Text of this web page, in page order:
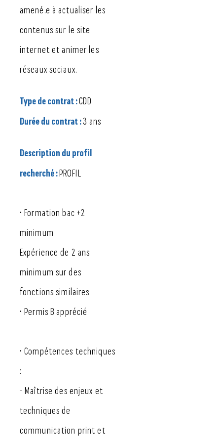
amené.e à actualiser les
contenus sur le site
internet et animer les
réseaux sociaux.
Type de contrat :CDD
Durée du contrat :3 ans
Description du profil
recherché :PROFIL
• Formation bac +2
minimum
Expérience de 2 ans
minimum sur des
fonctions similaires
• Permis B apprécié
• Compétences techniques
:
- Maîtrise des enjeux et
techniques de
communication print et